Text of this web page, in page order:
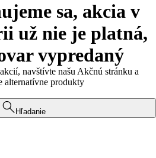
sa, akcia v
už nie je platná,
vypredaný
navštívte našu Akčnú stránku a
alternatívne produkty
Hľadanie